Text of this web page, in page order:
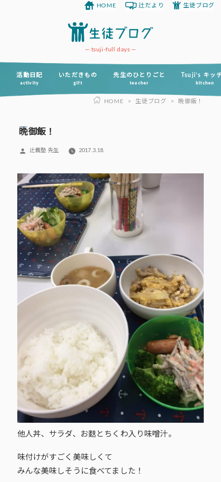
ツ
tsuji-full days
活動日記
activity
いただきもの
gift
先生のひとりごと
teacher
Tsuji’s キッ
kitchen
HOME 辻だより 生徒ブログ
HOME > 生徒ブログ > 晩御飯！
晩御飯！
投
辻義塾 先生 2017.3.18.
他人丼、サラダ、お麩とちくわ入り味噌汁。
味付けがすごく美味しくて
みんな美味しそうに食べてました！